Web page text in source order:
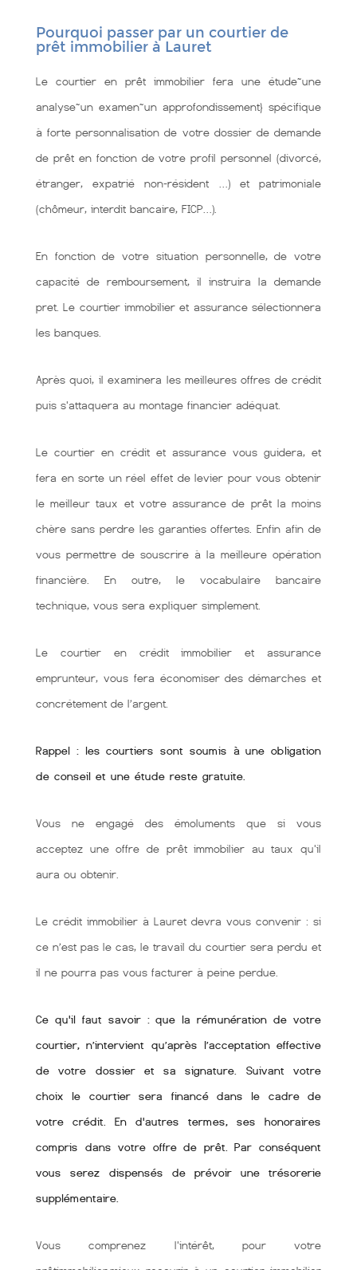
Pourquoi passer par un courtier de
prêt immobilier à Lauret
Le courtier en prêt immobilier fera une étude~une
analyse~un examen~un approfondissement} spécifique
à forte personnalisation de votre dossier de demande
de prêt en fonction de votre profil personnel (divorcé,
étranger, expatrié non-résident …) et patrimoniale
(chômeur, interdit bancaire, FICP…).
En fonction de votre situation personnelle, de votre
capacité de remboursement, il instruira la demande
pret. Le courtier immobilier et assurance sélectionnera
les banques.
Après quoi, il examinera les meilleures offres de crédit
puis s'attaquera au montage financier adéquat.
Le courtier en crédit et assurance vous guidera, et
fera en sorte un réel effet de levier pour vous obtenir
le meilleur taux et votre assurance de prêt la moins
chère sans perdre les garanties offertes. Enfin afin de
vous permettre de souscrire à la meilleure opération
financière. En outre, le vocabulaire bancaire
technique, vous sera expliquer simplement.
Le courtier en crédit immobilier et assurance
emprunteur, vous fera économiser des démarches et
concrétement de l’argent.
Rappel : les courtiers sont soumis à une obligation
de conseil et une étude reste gratuite.
Vous ne engagé des émoluments que si vous
acceptez une offre de prêt immobilier au taux qu'il
aura ou obtenir.
Le crédit immobilier à Lauret devra vous convenir : si
ce n’est pas le cas, le travail du courtier sera perdu et
il ne pourra pas vous facturer à peine perdue.
Ce qu'il faut savoir : que la rémunération de votre
courtier, n’intervient qu’après l’acceptation effective
de votre dossier et sa signature. Suivant votre
choix le courtier sera financé dans le cadre de
votre crédit. En d'autres termes, ses honoraires
compris dans votre offre de prêt. Par conséquent
vous serez dispensés de prévoir une trésorerie
supplémentaire.
Vous comprenez l'intérêt, pour votre